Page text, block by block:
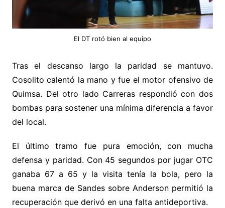
El DT rotó bien al equipo
Tras el descanso largo la paridad se mantuvo.
Cosolito calentó la mano y fue el motor ofensivo de
Quimsa. Del otro lado Carreras respondió con dos
bombas para sostener una mínima diferencia a favor
del local.
El último tramo fue pura emoción, con mucha
defensa y paridad. Con 45 segundos por jugar OTC
ganaba 67 a 65 y la visita tenía la bola, pero la
buena marca de Sandes sobre Anderson permitió la
recuperación que derivó en una falta antideportiva.